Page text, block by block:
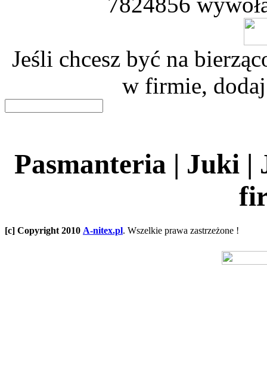
Jeśli chcesz być na
w firmie,
Pasmanteria | Juki |
[c] Copyright 2010 A-nitex.pl. Wszelkie prawa zastrzeżone !